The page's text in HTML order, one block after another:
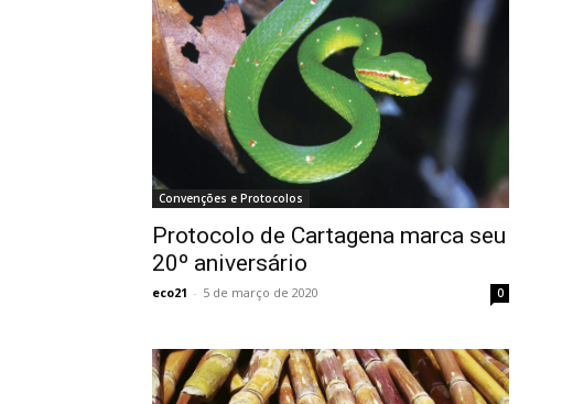
Convenções e Protocolos
Protocolo de Cartagena marca seu
20º aniversário
eco21 - 5 de março de 2020 0